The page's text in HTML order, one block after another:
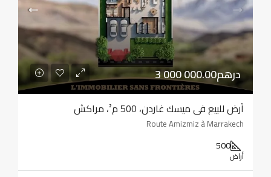
3 000 000.00درهم
أرض للبيع في ميسك غاردن، 500 م²، مراكش
Route Amizmiz à Marrakech
500
أراض